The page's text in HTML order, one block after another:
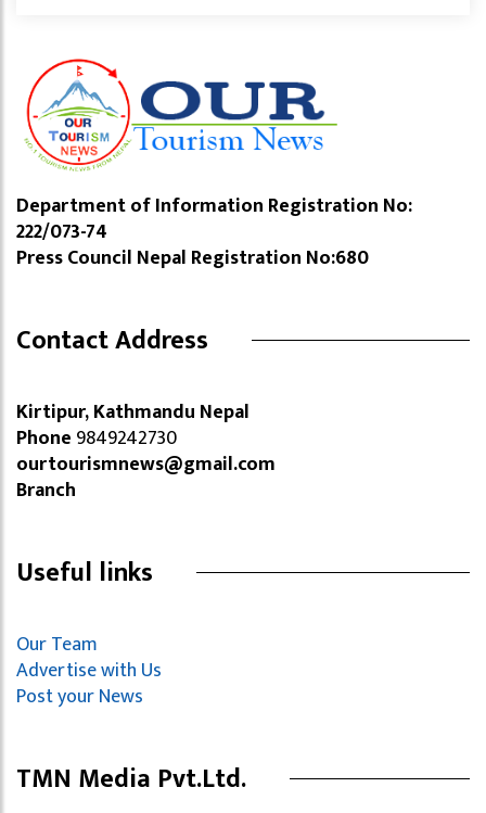
Department of Information Registration No:
222/073-74
Press Council Nepal Registration No:680
Contact Address
Kirtipur, Kathmandu Nepal
Phone 9849242730
ourtourismnews@gmail.com
Branch
Useful links
Our Team
Advertise with Us
Post your News
TMN Media Pvt.Ltd.